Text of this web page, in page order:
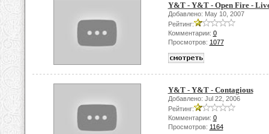
Y&T - Y&T - Open Fire -
Добавлено: May 10, 2007
Рейтинг:
Комментарии: 0
Просмотров: 1077
Y&T - Y&T - Contagious
Добавлено: Jul 22, 2006
Рейтинг:
Комментарии: 0
Просмотров: 1164